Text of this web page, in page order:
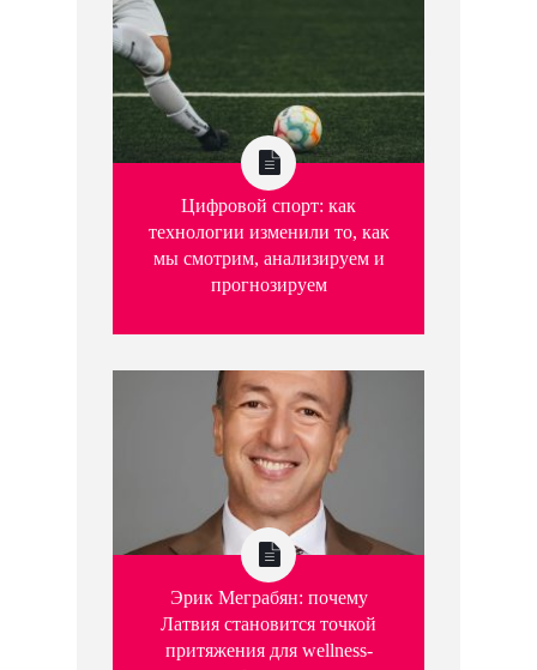
Цифровой спорт: как
технологии изменили то, как
мы смотрим, анализируем и
прогнозируем
Эрик Меграбян: почему
Латвия становится точкой
притяжения для wellness-